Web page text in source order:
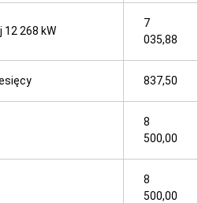
268 kW
7
035,88
837,50
8
500,00
8
500,00